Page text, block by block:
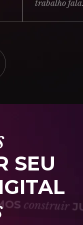
trabalho fala...
VAMOS
SEU